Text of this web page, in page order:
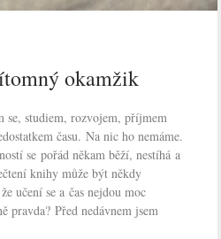
okamžik
se, studiem, rozvojem, příjmem
času. Na nic ho nemáme.
se pořád někam běží, nestíhá a
knihy může být někdy
učení se a čas nejdou moc
pravda? Před nedávnem jsem